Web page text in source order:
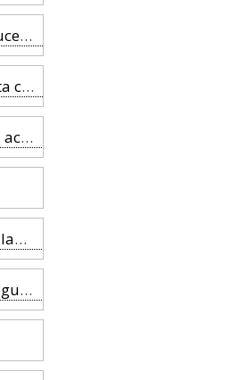
Cross docking (cruce de muelle)
Cross Selling (venta cruzada)
CTA (llamada a la acción)
Cuenta piezas (balanza)
CVV (Código de Seguridad)